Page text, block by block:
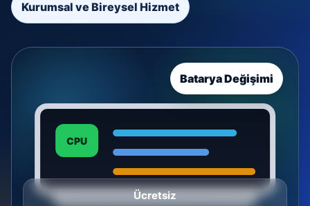
Kurumsal ve Bireysel Hizmet
CPU
Batarya Değişimi
Ücretsiz